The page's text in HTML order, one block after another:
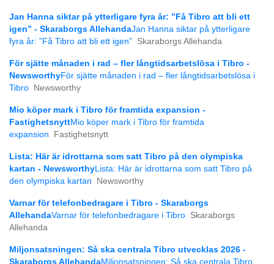
Jan Hanna siktar på ytterligare fyra år: ”Få Tibro att bli ett
igen” - Skaraborgs AllehandaJan Hanna siktar på ytterligare
fyra år: ”Få Tibro att bli ett igen” Skaraborgs Allehanda
För sjätte månaden i rad – fler långtids­arbetslösa i Tibro -
NewsworthyFör sjätte månaden i rad – fler långtids­arbetslösa i
Tibro
Newsworthy
Mio köper mark i Tibro för framtida expansion -
FastighetsnyttMio köper mark i Tibro för framtida
expansion
Fastighetsnytt
Lista: Här är idrottarna som satt Tibro på den olympiska
kartan - NewsworthyLista: Här är idrottarna som satt Tibro på
den olympiska kartan
Newsworthy
Varnar för telefonbedragare i Tibro - Skaraborgs
AllehandaVarnar för telefonbedragare i Tibro Skaraborgs
Allehanda
Miljonsatsningen: Så ska centrala Tibro utvecklas 2026 -
Skaraborgs AllehandaMiljonsatsningen: Så ska centrala Tibro